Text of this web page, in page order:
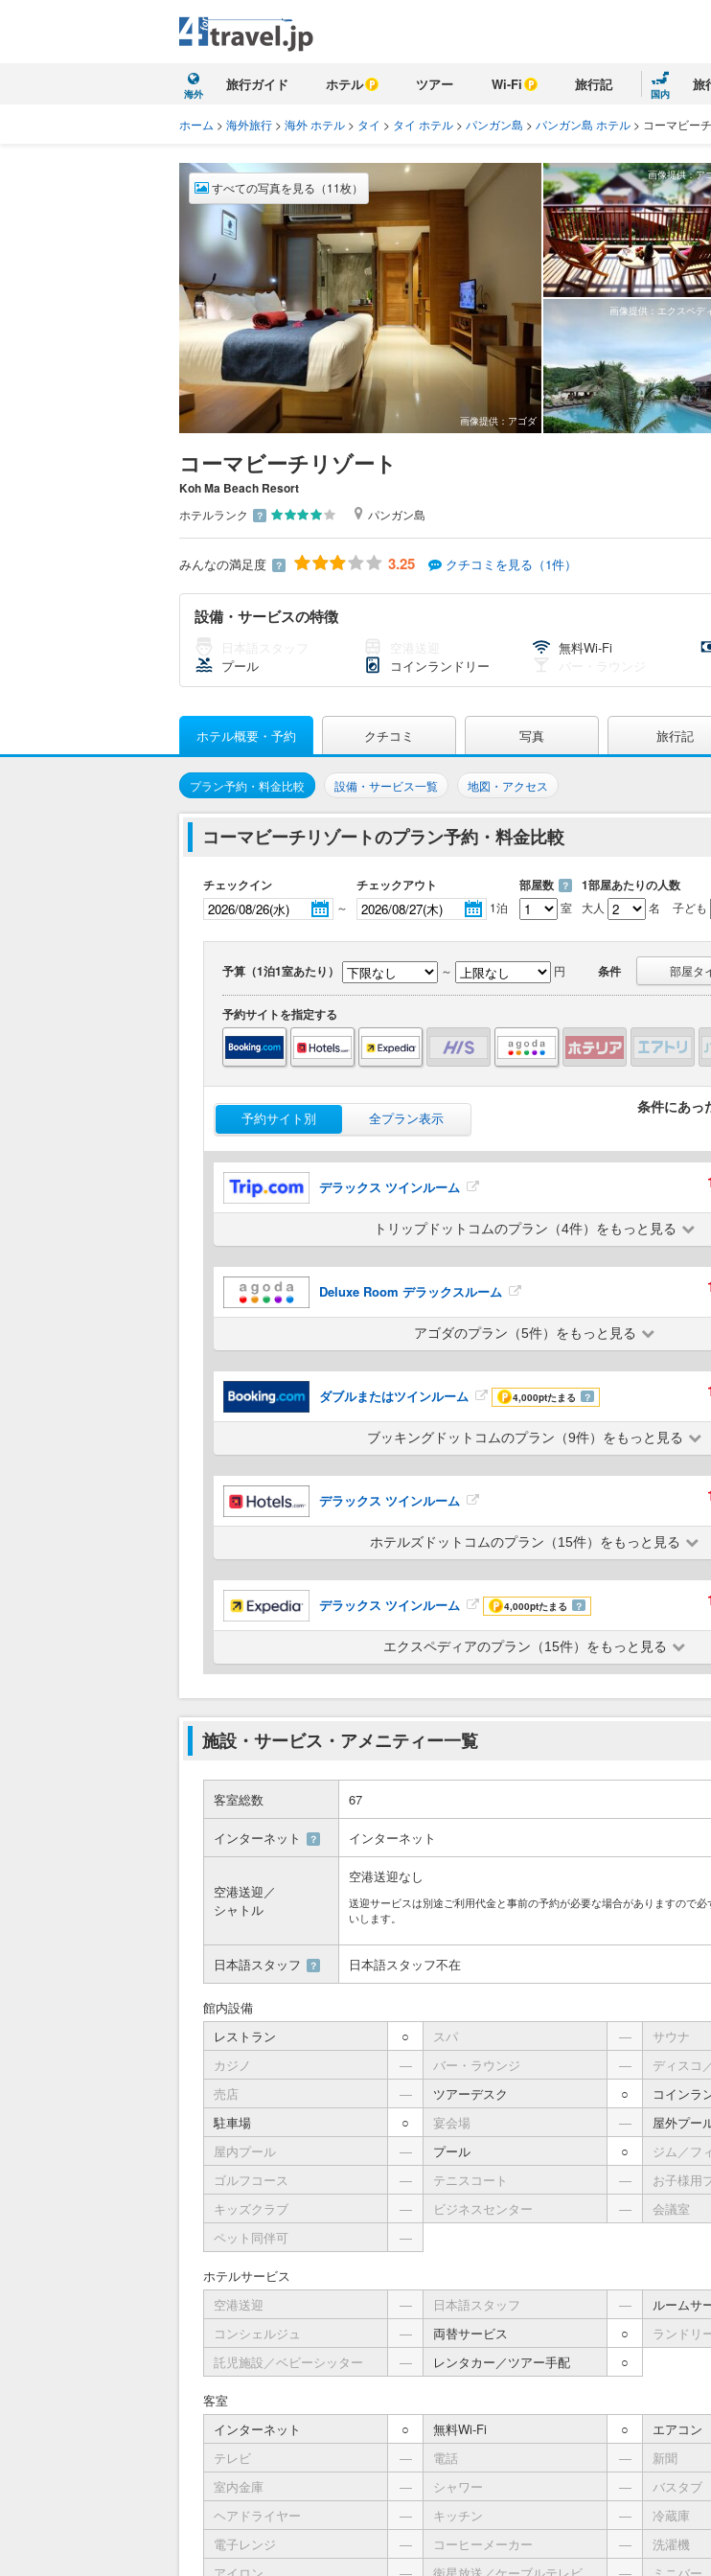
海外
旅行ガイド ホテル ツアー Wi-Fi 旅行記
国内
旅
ホーム > 海外旅行 > 海外 ホテル > タイ > タイ ホテル > パンガン島 > パンガン島 ホテル > コーマビー
画像提供：アゴダ
すべての写真を見る（11枚）
画像提供：ア
画像提供：エクスペデ
コーマビーチリゾート
Koh Ma Beach Resort
ホテルランク ？ パンガン島
みんなの満足度 ？ 3.25 クチコミを見る（1件）
設備・サービスの特徴
無料Wi-Fi
プール
コインランドリー
ホテル概要・予約 クチコミ 写真 旅行記
プラン予約・料金比較 設備・サービス一覧 地図・アクセス
コーマビーチリゾートのプラン予約・料金比較
チェックイン
～
チェックアウト
1泊
部屋数 ？
室
1部屋あたりの人数
大人 名 子ども
予算（1泊1室あたり） ～ 円 条件 部屋タ
予約サイトを指定する
予約サイト別 全プラン表示
条件にあっ
デラックス ツインルーム
トリップドットコムのプラン（4件）をもっと見る
Deluxe Room デラックスルーム
アゴダのプラン（5件）をもっと見る
ダブルまたはツインルーム 4,000ptたまる ？
ブッキングドットコムのプラン（9件）をもっと見る
デラックス ツインルーム
ホテルズドットコムのプラン（15件）をもっと見る
デラックス ツインルーム 4,000ptたまる ？
エクスペディアのプラン（15件）をもっと見る
施設・サービス・アメニティー一覧
客室総数 67
インターネット ？ インターネット
空港送迎／
シャトル
空港送迎なし
送迎サービスは別途ご利用代金と事前の予約が必要な場合がありますので
いします。
日本語スタッフ ？ 日本語スタッフ不在
館内設備
レストラン
○ スパ ― サウナ
カジノ
― バー・ラウンジ ― ディスコ
売店
― ツアーデスク ○ コインラ
駐車場
○ 宴会場 ― 屋外プー
屋内プール
― プール ○ ジム／フ
ゴルフコース
― テニスコート ― お子様用
キッズクラブ
― ビジネスセンター ― 会議室
ペット同伴可
―
ホテルサービス
空港送迎
― 日本語スタッフ ― ルームサ
コンシェルジュ
― 両替サービス ○ ランドリ
託児施設／ベビーシッター
― レンタカー／ツアー手配 ○
客室
インターネット
○ 無料Wi-Fi ○ エアコン
テレビ
― 電話 ― 新聞
室内金庫
― シャワー ― バスタブ
ヘアドライヤー
― キッチン ― 冷蔵庫
電子レンジ
― コーヒーメーカー ― 洗濯機